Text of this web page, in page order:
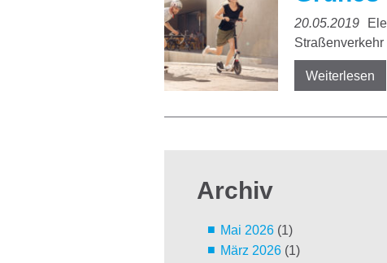
20.05.2019
Straßenverkehr
Weiterlesen
Archiv
Mai 2026(1)
März 2026(1)